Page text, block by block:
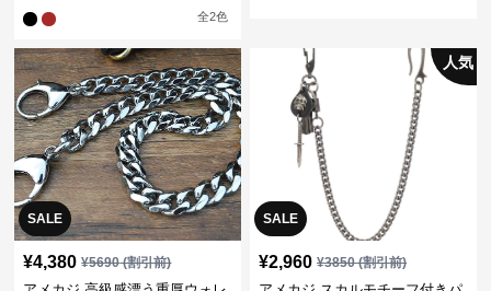
全2色
SALE
¥4,380 ¥5690(割引前)
SALE
人気
¥2,960 ¥3850(割引前)